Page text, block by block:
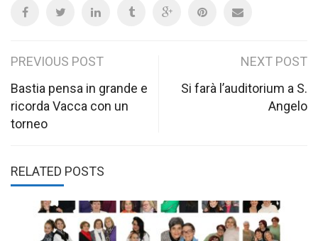
Post
navigation
PREVIOUS POST
Bastia pensa in grande e
ricorda Vacca con un
torneo
NEXT POST
Si farà l’auditorium a S.
Angelo
RELATED POSTS